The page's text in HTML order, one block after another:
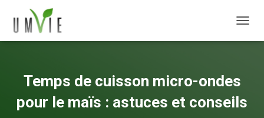
Temps de cuisson micro-ondes
pour le maïs : astuces et conseils